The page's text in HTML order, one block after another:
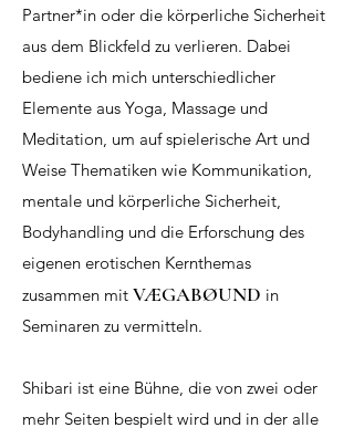
Partner*in oder die körperliche Sicherheit
aus dem Blickfeld zu verlieren. Dabei
bediene ich mich unterschiedlicher
Elemente aus Yoga, Massage und
Meditation, um auf spielerische Art und
Weise Thematiken wie Kommunikation,
mentale und körperliche Sicherheit,
Bodyhandling und die Erforschung des
eigenen erotischen Kernthemas
zusammen mit VÆGABØUND in
Seminaren zu vermitteln.
Shibari ist eine Bühne, die von zwei oder
mehr Seiten bespielt wird und in der alle